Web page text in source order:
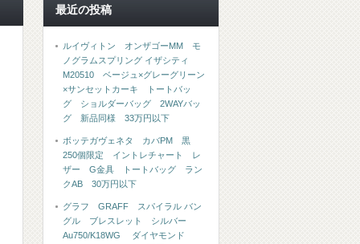
最近の投稿
ルイヴィトン オンザゴーMM モ
ノグラムスプリング イザシティ
M20510 ベージュ×グレーグリーン
×サンセットカーキ トートバッ
グ ショルダーバッグ 2WAYバッ
グ 新品同様 33万円以下
ボッテガヴェネタ カバPM 黒
250個限定 イントレチャート レ
ザー G金具 トートバッグ ラン
クAB 30万円以下
グラフ GRAFF スパイラル バン
グル ブレスレット シルバー
Au750/K18WG ダイヤモンド